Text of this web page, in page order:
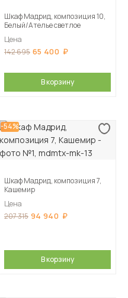
Шкаф Мадрид, композиция 10,
Белый/Ателье светлое
Цена
142 695 65 400
В корзину
-54%
Шкаф Мадрид, композиция 7,
Кашемир
Цена
207 315 94 940
В корзину